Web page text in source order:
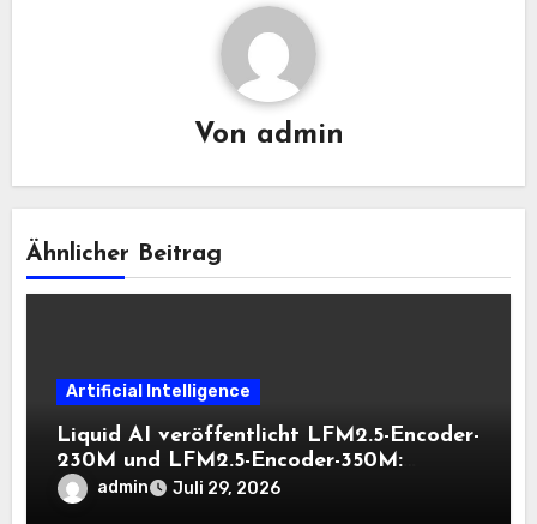
Von admin
Ähnlicher Beitrag
Artificial Intelligence
Liquid AI veröffentlicht LFM2.5-Encoder-
230M und LFM2.5-Encoder-350M:
Bidirektionale Encoder, die bei 8K-
Kontext auf der CPU schnell bleiben
admin Juli 29, 2026